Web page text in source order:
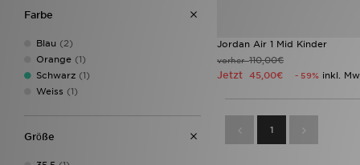
Farbe
Blau (2)
Orange (1)
Schwarz (1)
Weiss (1)
Grӧße
Jordan Air 1 Mid Kinder
vorher110,00€
Jetzt 45,00€ - 59% inkl.
1